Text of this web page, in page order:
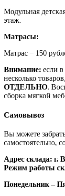
Модульная
этаж.
Матрасы:
Матрас – 150
Внимание: если
несколько
ОТДЕЛЬНО.
сборка мягкой
Самовывоз
Вы можете
самостоятельно,
Адрес склада: г.
Режим работы
Понедельник –